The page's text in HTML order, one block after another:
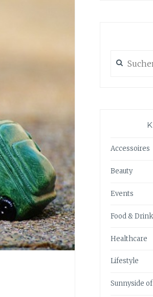
nach:
Accessoires
Beauty
Events
Food &
Healthcare
Lifestyle
Sunnyside